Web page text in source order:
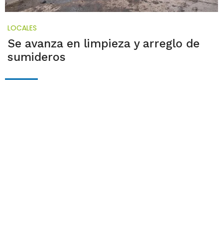
LOCALES
Se avanza en limpieza y arreglo de
sumideros